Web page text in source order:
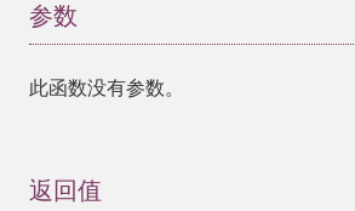
参数
此函数没有参数。
返回值